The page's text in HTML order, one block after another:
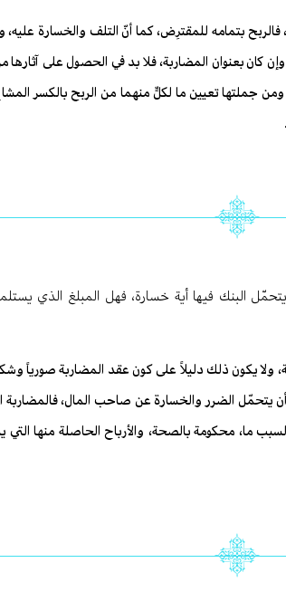
فالربح بتمامه للمقترِض، كما أنّ التلف والخسارة
كان بعنوان المضاربة، فلا بد في الحصول على
جملتها تعيين ما لكلٍّ منهما من الربح بالكسر
البنك فيها أية خسارة، فهل المبلغ الذي
ولا يكون ذلك دليلاً على كون عقد المضاربة صورياً
يتحمّل الضرر والخسارة عن صاحب المال، فالمضاربة
ما، محكومة بالصحة، والأرباح الحاصلة منها التي